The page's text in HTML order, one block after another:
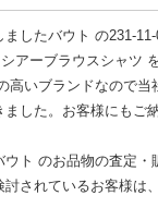
したバウト の231-
アーブラウスシャツ
高いブランドなので当
ました。お客様にもご
ウト のお品物の査定・
討されているお客様は